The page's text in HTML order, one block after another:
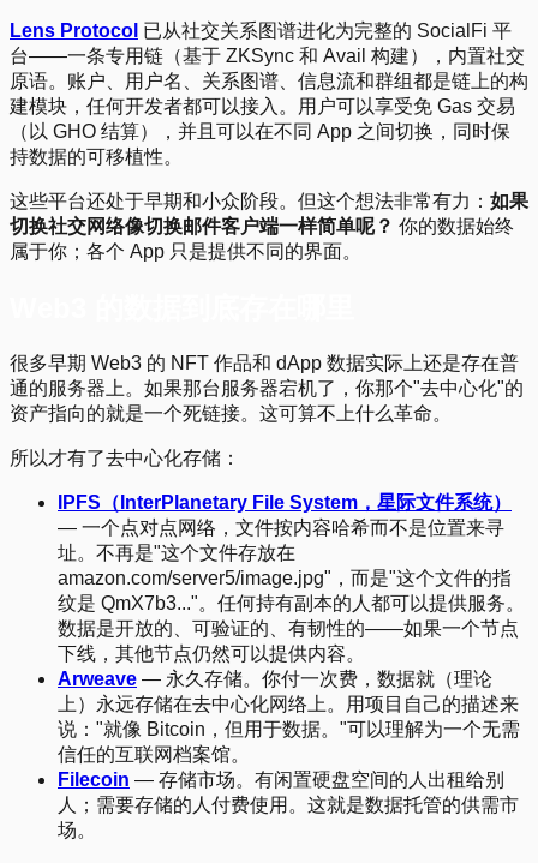
Lens Protocol 已从社交关系图谱进化为完整的 SocialFi 平
台——一条专用链（基于 ZKSync 和 Avail 构建），内置社交
原语。账户、用户名、关系图谱、信息流和群组都是链上的构
建模块，任何开发者都可以接入。用户可以享受免 Gas 交易
（以 GHO 结算），并且可以在不同 App 之间切换，同时保
持数据的可移植性。
这些平台还处于早期和小众阶段。但这个想法非常有力： 如果
切换社交网络像切换邮件客户端一样简单呢？ 你的数据始终
属于你；各个 App 只是提供不同的界面。
很多早期 Web3 的 NFT 作品和 dApp 数据实际上还是存在普
通的服务器上。如果那台服务器宕机了，你那个"去中心化"的
资产指向的就是一个死链接。这可算不上什么革命。
所以才有了去中心化存储：
IPFS（InterPlanetary File System，星际文件系统）
— 一个点对点网络，文件按内容哈希而不是位置来寻
址。不再是"这个文件存放在
amazon.com/server5/image.jpg"，而是"这个文件的指
纹是 QmX7b3..."。任何持有副本的人都可以提供服务。
数据是开放的、可验证的、有韧性的——如果一个节点
下线，其他节点仍然可以提供内容。
Arweave — 永久存储。你付一次费，数据就（理论
上）永远存储在去中心化网络上。用项目自己的描述来
说："就像 Bitcoin，但用于数据。"可以理解为一个无需
信任的互联网档案馆。
Filecoin — 存储市场。有闲置硬盘空间的人出租给别
人；需要存储的人付费使用。这就是数据托管的供需市
场。